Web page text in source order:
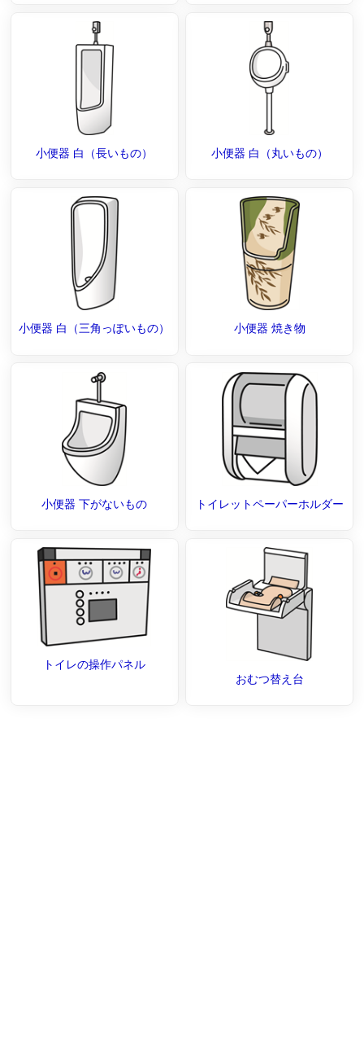
小便器 白（長いもの） 小便器 白（丸いもの）
小便器 白（三角っぽいもの） 小便器 焼き物
小便器 下がないもの トイレットペーパーホルダー
トイレの操作パネル
おむつ替え台